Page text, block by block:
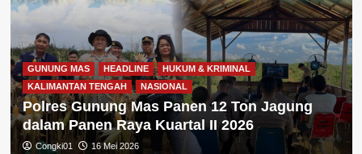
GUNUNG MAS HEADLINE
HUKUM & KRIMINAL
KALIMANTAN TENGAH
NASIONAL
Polres Gunung Mas Panen 12 Ton Jagung
dalam Panen Raya Kuartal II 2026
Congki01 16 Mei 2026